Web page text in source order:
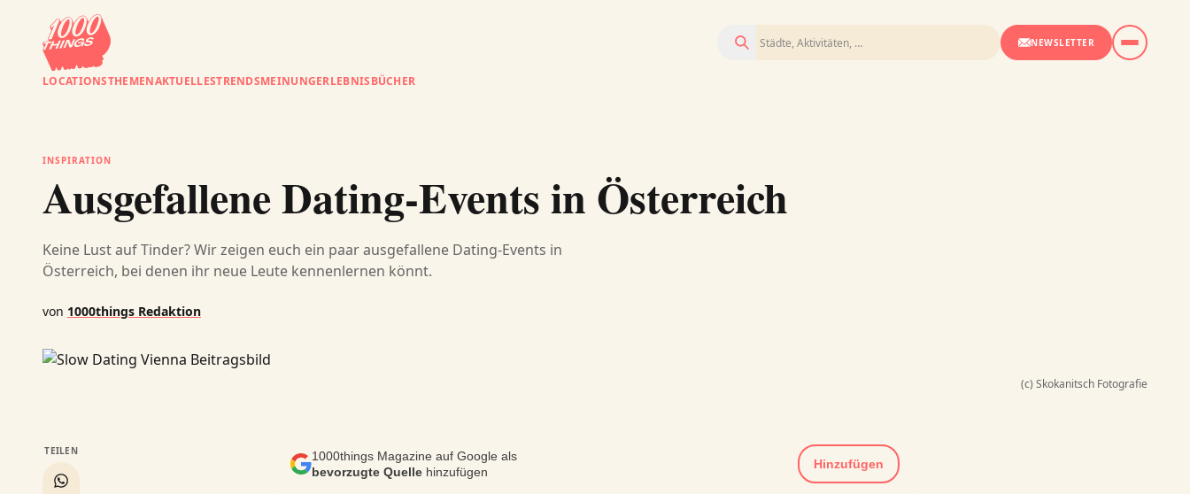
Suchen NEWSLETTER
LOCATIONSTHEMENAKTUELLESTRENDSMEINUNGERLEBNISBÜCHER
INSPIRATION
Ausgefallene Dating-Events in Österreich
Keine Lust auf Tinder? Wir zeigen euch ein paar ausgefallene Dating-Events in
Österreich, bei denen ihr neue Leute kennenlernen könnt.
von 1000things Redaktion
(c) Skokanitsch Fotografie
TEILEN
1000things Magazine auf Google als
bevorzugte Quelle hinzufügen
Hinzufügen